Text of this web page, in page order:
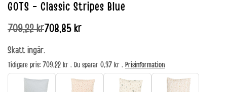
GOTS - Classic Stripes Blue
Reapris
708,85 krNormalpris
709,22 kr
Skatt ingår.
Tidigare pris: 709,22 kr . Du sparar 0,37 kr . Prisinformation